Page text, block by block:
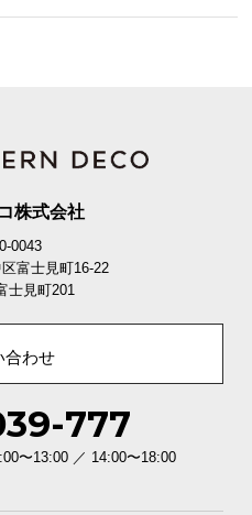
株式会社
0043
富士見町16-22
士見町201
合わせ
777
〜13:00 ／ 14:00〜18:00